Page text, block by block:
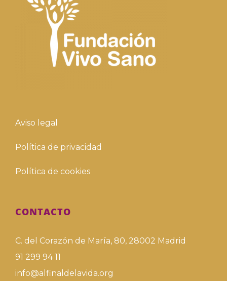
Aviso legal
Política de privacidad
Política de cookies
CONTACTO
C. del Corazón de María, 80, 28002 Madrid
91 299 94 11
info@alfinaldelavida.org